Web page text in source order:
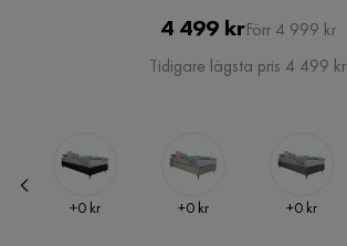
Pris
4 499 krOriginal
Pris
Förr 4 999 kr
Tidigare lägsta pris 4 499 kr
Pris
+0 kr Pris
+0 kr Pris
+0 kr